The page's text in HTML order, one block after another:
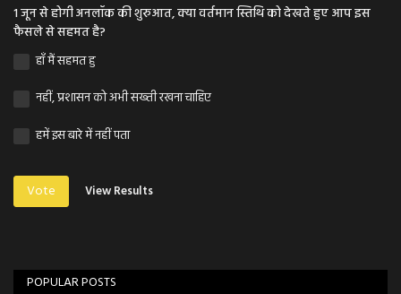
1 जून से होगी अनलॉक की शुरुआत, क्या वर्तमान स्तिथि को देखते हुए आप इस
फैसले से सहमत है?
हाँ मैं सहमत हु
नहीं, प्रशासन को अभी सख्ती रखना चाहिए
हमें इस बारे में नहीं पता
Vote View Results
POPULAR POSTS